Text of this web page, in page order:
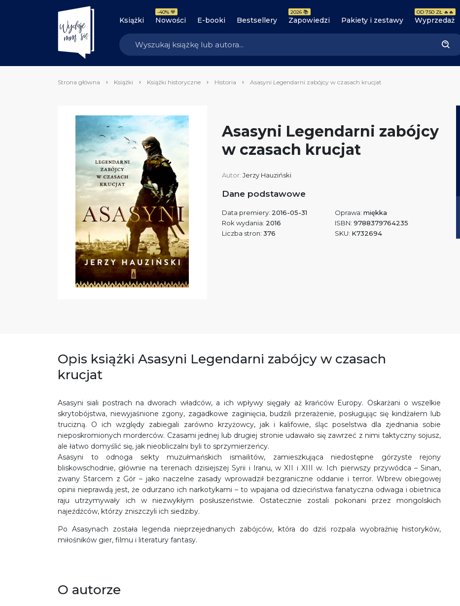
Książki Nowości
-40% 💙
E-booki Bestsellery Zapowiedzi
2026 📚
Pakiety i zestawy Wyprzedaż
OD 7.50 ZŁ 🔥🔥
Strona główna Książki Książki historyczne Historia Asasyni Legendarni zabójcy w czasach krucjat
Asasyni Legendarni zabójcy
w czasach krucjat
Autor: Jerzy Hauziński
Dane podstawowe
Data premiery: 2016-05-31
Rok wydania: 2016
Liczba stron: 376
Oprawa: miękka
ISBN: 9788379764235
SKU: K732694
Opis książki Asasyni Legendarni zabójcy w czasach
krucjat
Asasyni siali postrach na dworach władców, a ich wpływy sięgały aż krańców Europy. Oskarżani o wszelkie
skrytobójstwa, niewyjaśnione zgony, zagadkowe zaginięcia, budzili przerażenie, posługując się kindżałem lub
trucizną. O ich względy zabiegali zarówno krzyżowcy, jak i kalifowie, śląc poselstwa dla zjednania sobie
nieposkromionych morderców. Czasami jednej lub drugiej stronie udawało się zawrzeć z nimi taktyczny sojusz,
ale łatwo domyślić się, jak nieobliczalni byli to sprzymierzeńcy.
Asasyni to odnoga sekty muzułmańskich ismailitów, zamieszkująca niedostępne górzyste rejony
bliskowschodnie, głównie na terenach dzisiejszej Syrii i Iranu, w XII i XIII w. Ich pierwszy przywódca – Sinan,
zwany Starcem z Gór – jako naczelne zasady wprowadził bezgraniczne oddanie i terror. Wbrew obiegowej
opinii nieprawdą jest, że odurzano ich narkotykami – to wpajana od dzieciństwa fanatyczna odwaga i obietnica
raju utrzymywały ich w niezwykłym posłuszeństwie. Ostatecznie zostali pokonani przez mongolskich
najeźdźców, którzy zniszczyli ich siedziby.
Po Asasynach została legenda nieprzejednanych zabójców, która do dziś rozpala wyobraźnię historyków,
miłośników gier, filmu i literatury fantasy.
O autorze